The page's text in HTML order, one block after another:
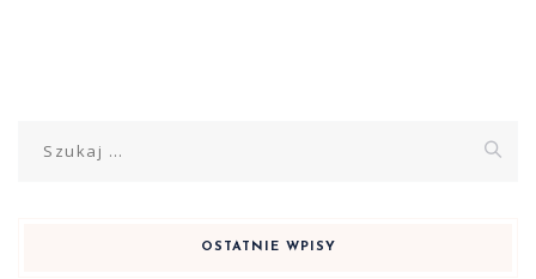
OSTATNIE WPISY